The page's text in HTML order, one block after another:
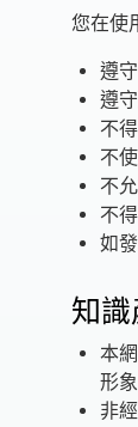
您在使
遵
遵
不
不
不
不
如
知
本
形
非